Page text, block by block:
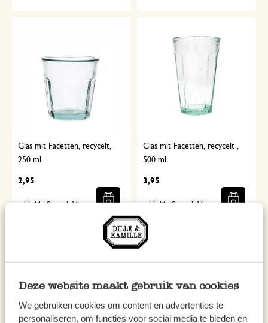
Deze website maakt gebruik van cookies
We gebruiken cookies om content en advertenties te
personaliseren, om functies voor social media te bieden en
Glas mit Facetten, recycelt,
250 ml
2,95
inkl. MwSt zzgl. Versandkosten
Glas mit Facetten, recycelt ,
500 ml
3,95
inkl. MwSt zzgl. Versandkosten